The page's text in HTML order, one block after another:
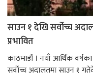
साउन १ देखि सर्वोच्च
प्रभावित
काठमाडौं । नयाँ आर्थिक
सर्वोच्च अदालतमा साउन १